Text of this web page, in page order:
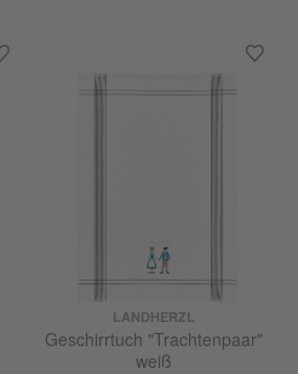
LANDHERZL
Geschirrtuch "Trachtenpaar"
weiß